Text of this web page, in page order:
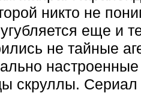
никто не
еще и
не тайные
скруллы. Сериал